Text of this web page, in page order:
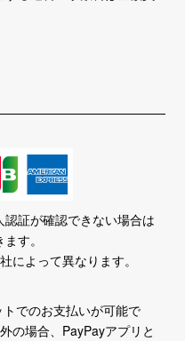
証が確認できない場合は
す。
によって異なります。
でのお支払いが可能で
の場合、PayPayアプリと